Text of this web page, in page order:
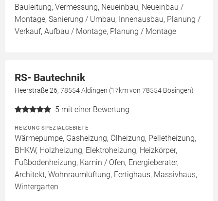
Bauleitung, Vermessung, Neueinbau, Neueinbau /
Montage, Sanierung / Umbau, Innenausbau, Planung /
Verkauf, Aufbau / Montage, Planung / Montage
RS- Bautechnik
Heerstraße 26, 78554 Aldingen (17km von 78554 Bösingen)
5 mit einer Bewertung
HEIZUNG SPEZIALGEBIETE
Wärmepumpe, Gasheizung, Ölheizung, Pelletheizung,
BHKW, Holzheizung, Elektroheizung, Heizkörper,
Fußbodenheizung, Kamin / Ofen, Energieberater,
Architekt, Wohnraumlüftung, Fertighaus, Massivhaus,
Wintergarten